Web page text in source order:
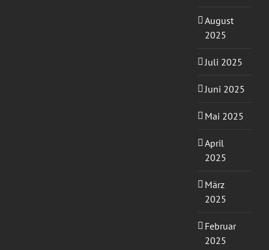
August
2025
Juli 2025
Juni 2025
Mai 2025
April
2025
März
2025
Februar
2025